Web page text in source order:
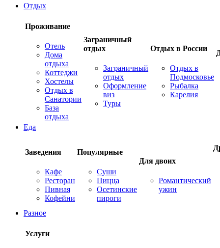
Отдых
Проживание
Отель
Дома
отдыха
Коттеджи
Хостелы
Отдых в
Санатории
База
отдыха
Заграничный
отдых
Заграничный
отдых
Оформление
виз
Туры
Отдых в России
Отдых в
Подмосковье
Рыбалка
Карелия
Еда
Заведения
Кафе
Ресторан
Пивная
Кофейни
Популярные
Суши
Пицца
Осетинские
пироги
Для двоих
Романтический
ужин
Разное
Услуги